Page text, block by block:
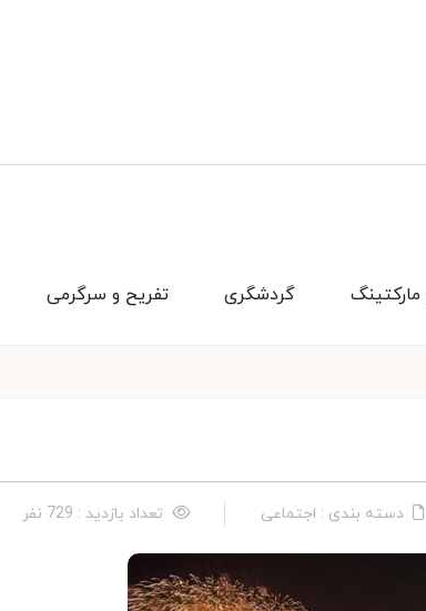
تفریح و سرگرمی گردشگری
دسته بندی : اجتماعی تعداد بازدید : 729 نفر